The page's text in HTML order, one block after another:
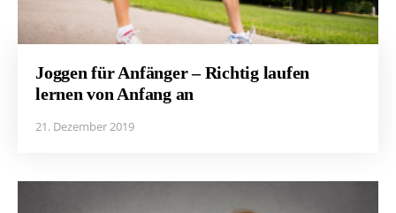
Joggen für Anfänger – Richtig laufen
lernen von Anfang an
21. Dezember 2019